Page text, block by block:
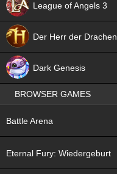
League of Angels 3
Der Herr der Drachen
Dark Genesis
BROWSER GAMES
Battle Arena
Eternal Fury: Wiedergeburt